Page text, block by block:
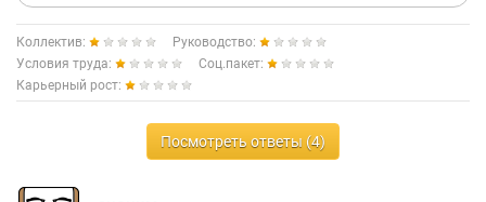
материал был интересный. По пройденному материалу
сдавались тесты, не сдашь их на тт, не допустят до
финального теста в офисе. Зимой очень холодно, я никогда
так не мерзла, но начальству плевать на твое здоровье -
подавай балетки в мороз!
Так вот, первый круг ада пройден, время сдавать итоговый
тест. Его я прошла за 40 минут ( дается 2 часа) и результат 99
%, а после сдавала устный экзамен. И вот, о, чудо - ты уровень
старт!!
Коллектив:
Руководство:
Условия труда:
Соц.пакет:
Карьерный рост:
Посмотреть ответы (4)